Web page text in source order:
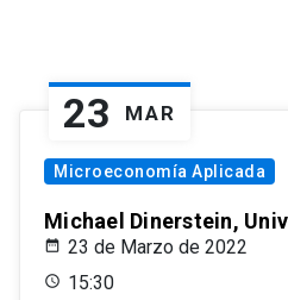
23 MAR
Microeconomía Aplicada
Michael Dinerstein,
23 de Marzo de 2022
15:30